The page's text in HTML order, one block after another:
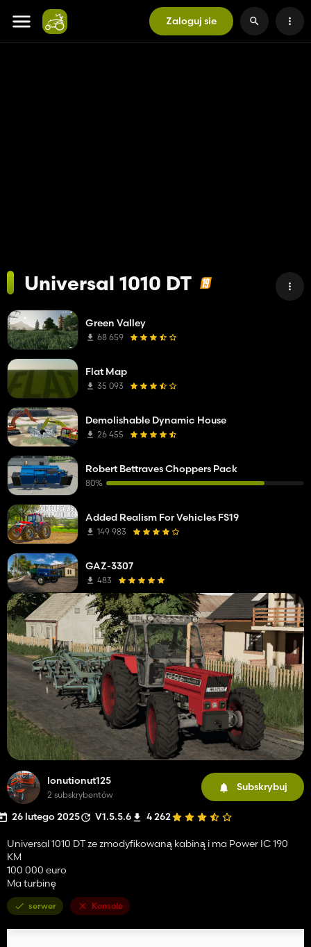
Zaloguj sie
Universal 1010 DT
Ionutionut125
2 subskrybentów
Subskrybuj
26 lutego 2025 V1.5.5.6 4 262
Universal 1010 DT ze zmodyfikowaną kabiną i ma Power IC 190
KM
100 000 euro
Ma turbinę
serwer Konsole
Green Valley
68 659
Flat Map
35 093
Demolishable Dynamic House
26 455
Robert Bettraves Choppers Pack
80%
Added Realism For Vehicles FS19
149 983
GAZ-3307
483